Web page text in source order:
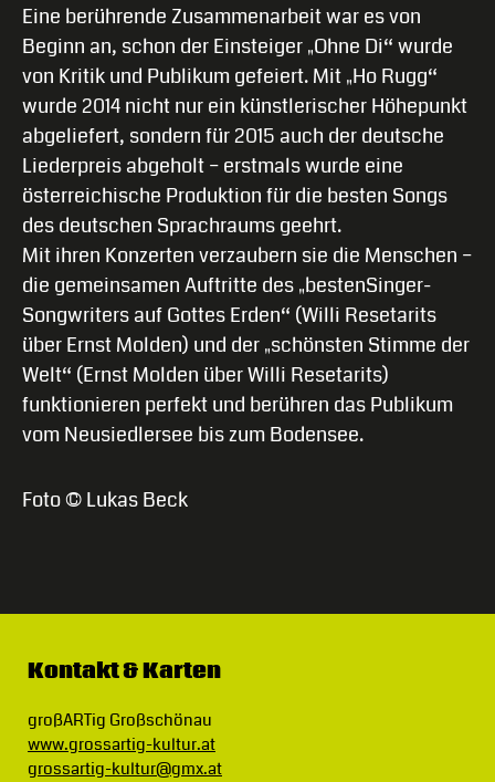
Eine berührende Zusammenarbeit war es von
Beginn an, schon der Einsteiger „Ohne Di“ wurde
von Kritik und Publikum gefeiert. Mit „Ho Rugg“
wurde 2014 nicht nur ein künstlerischer Höhepunkt
abgeliefert, sondern für 2015 auch der deutsche
Liederpreis abgeholt – erstmals wurde eine
österreichische Produktion für die besten Songs
des deutschen Sprachraums geehrt.
Mit ihren Konzerten verzaubern sie die Menschen –
die gemeinsamen Auftritte des „bestenSinger-
Songwriters auf Gottes Erden“ (Willi Resetarits
über Ernst Molden) und der „schönsten Stimme der
Welt“ (Ernst Molden über Willi Resetarits)
funktionieren perfekt und berühren das Publikum
vom Neusiedlersee bis zum Bodensee.
Foto © Lukas Beck
Kontakt & Karten
großARTig Großschönau
www.grossartig-kultur.at
grossartig-kultur@gmx.at